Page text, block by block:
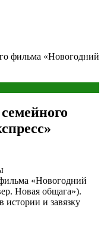
фильма «Новогодний
«Новогодний
Новая общага»).
истории и завязку